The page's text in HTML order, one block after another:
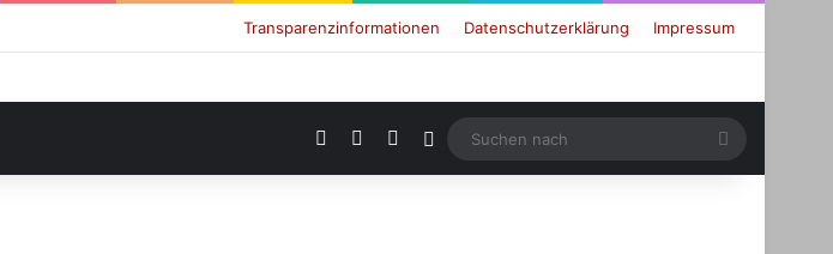
Transparenzinformationen Datenschutzerklärung Impressum
RSS Facebook Login
Suchen
nach